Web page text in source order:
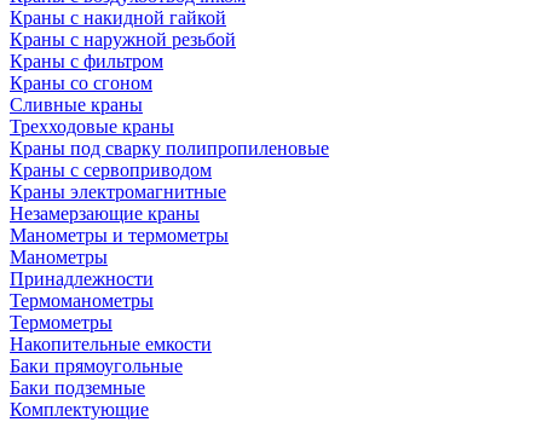
Краны с накидной гайкой
Краны с наружной резьбой
Краны с фильтром
Краны со сгоном
Сливные краны
Трехходовые краны
Краны под сварку полипропиленовые
Краны с сервоприводом
Краны электромагнитные
Незамерзающие краны
Манометры и термометры
Манометры
Принадлежности
Термоманометры
Термометры
Накопительные емкости
Баки прямоугольные
Баки подземные
Комплектующие